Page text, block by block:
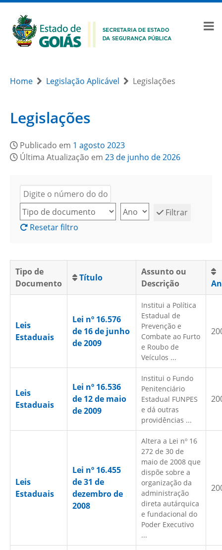
Home Legislação Aplicável Legislações
Legislações
Publicado em 1 agosto 2023
Última Atualização em 23 de junho de 2026
Filtrar
Resetar filtro
Tipo de
Documento
Título
Assunto ou
Descrição
Leis
Estaduais
Lei nº 16.576
de 16 de junho
de 2009
Institui a Política
Estadual de
Prevenção e
Combate ao Furto
e Roubo de
Veículos ...
Leis
Estaduais
Lei nº 16.536
de 12 de maio
de 2009
Institui o Fundo
Penitenciário
Estadual FUNPES
e dá outras
providências ...
Leis
Estaduais
Lei nº 16.455
de 31 de
dezembro de
2008
Altera a Lei nº 16
272 de 30 de
maio de 2008 que
dispõe sobre a
organização da
administração
direta autárquica
e fundacional do
Poder Executivo
...